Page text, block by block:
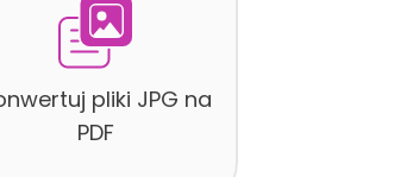
pliki JPG na
PDF